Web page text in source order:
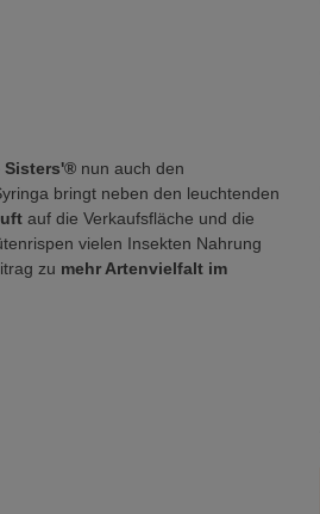
Sisters'® nun auch den
bringt neben den leuchtenden
auf die Verkaufsfläche und die
vielen Insekten Nahrung
zu mehr Artenvielfalt im